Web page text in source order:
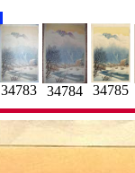
34783 34784 34785